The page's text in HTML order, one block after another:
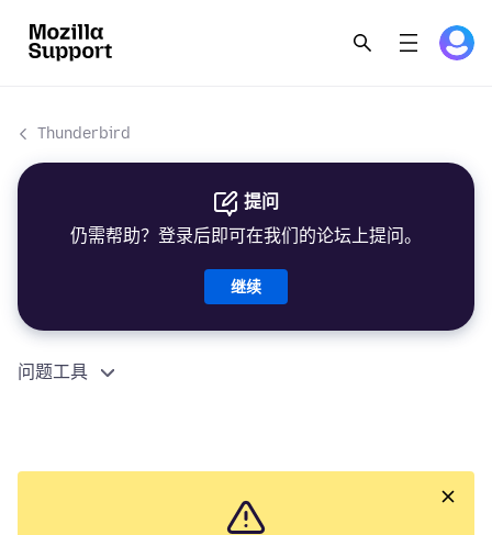
Thunderbird
提问
仍需帮助？登录后即可在我们的论坛上提问。
继续
问题工具